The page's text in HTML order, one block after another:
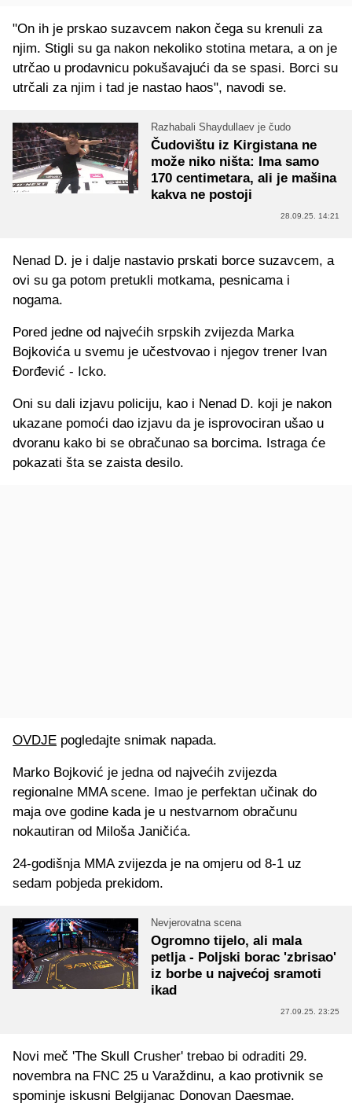
"On ih je prskao suzavcem nakon čega su krenuli za
njim. Stigli su ga nakon nekoliko stotina metara, a on je
utrčao u prodavnicu pokušavajući da se spasi. Borci su
utrčali za njim i tad je nastao haos", navodi se.
Razhabali Shaydullaev je čudo
Čudovištu iz Kirgistana ne
može niko ništa: Ima samo
170 centimetara, ali je mašina
kakva ne postoji
28.09.25. 14:21
Nenad D. je i dalje nastavio prskati borce suzavcem, a
ovi su ga potom pretukli motkama, pesnicama i
nogama.
Pored jedne od najvećih srpskih zvijezda Marka
Bojkovića u svemu je učestvovao i njegov trener Ivan
Đorđević - Icko.
Oni su dali izjavu policiju, kao i Nenad D. koji je nakon
ukazane pomoći dao izjavu da je isprovociran ušao u
dvoranu kako bi se obračunao sa borcima. Istraga će
pokazati šta se zaista desilo.
OVDJE pogledajte snimak napada.
Marko Bojković je jedna od najvećih zvijezda
regionalne MMA scene. Imao je perfektan učinak do
maja ove godine kada je u nestvarnom obračunu
nokautiran od Miloša Janičića.
24-godišnja MMA zvijezda je na omjeru od 8-1 uz
sedam pobjeda prekidom.
Nevjerovatna scena
Ogromno tijelo, ali mala
petlja - Poljski borac 'zbrisao'
iz borbe u najvećoj sramoti
ikad
27.09.25. 23:25
Novi meč 'The Skull Crusher' trebao bi odraditi 29.
novembra na FNC 25 u Varaždinu, a kao protivnik se
spominje iskusni Belgijanac Donovan Daesmae.